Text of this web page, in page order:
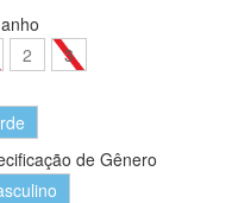
2
3
de Gênero